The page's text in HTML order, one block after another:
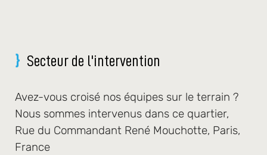
Secteur de l'intervention
Avez-vous croisé nos équipes sur le terrain ?
Nous sommes intervenus dans ce quartier,
Rue du Commandant René Mouchotte, Paris,
France